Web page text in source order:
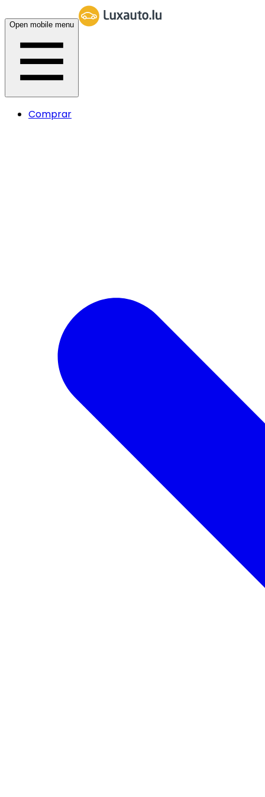
Open mobile menu
Comprar